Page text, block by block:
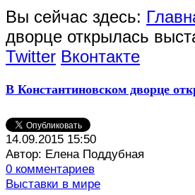
Вы сейчас здесь:
дворце открылась
Twitter Вконтакте
В Константиновском дворце
14.09.2015 15:50
Автор: Елена Поддубная
0 комментариев
Выставки в мире